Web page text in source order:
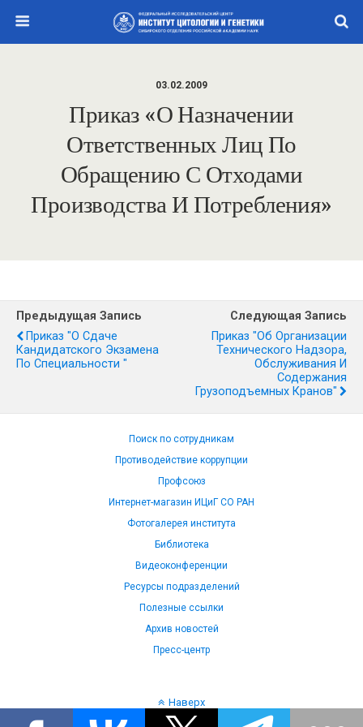
03.02.2009
Приказ «О Назначении
Ответственных Лиц По
Обращению С Отходами
Производства И Потребления»
Предыдущая Запись
Приказ "О Сдаче
Кандидатского Экзамена
По Специальности "
Следующая Запись
Приказ "Об Организации
Технического Надзора,
Обслуживания И
Содержания
Грузоподъемных Кранов"
Поиск по сотрудникам
Противодействие коррупции
Профсоюз
Интернет-магазин ИЦиГ СО РАН
Фотогалерея института
Библиотека
Видеоконференции
Ресурсы подразделений
Полезные ссылки
Архив новостей
Пресс-центр
Наверх